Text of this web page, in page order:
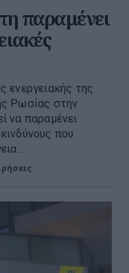
παραμένει
ενεργειακής της
Ρωσίας στην
να παραμένει
που